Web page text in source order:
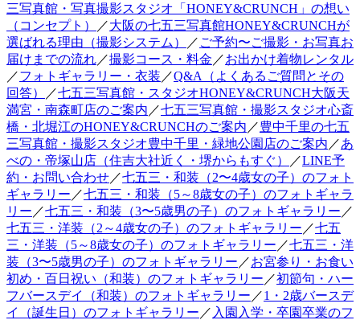
三写真館・写真撮影スタジオ「HONEY&CRUNCH」の想い
（コンセプト）
／大阪の七五三写真館HONEY&CRUNCHが
選ばれる理由（撮影システム）
／ ご予約〜ご撮影・お写真お
届けまでの流れ／撮影コース・料金 ／お出かけ着物レンタル
／フォトギャラリー・衣装 ／Q&A（よくあるご質問とその
回答）
／七五三写真館・スタジオHONEY&CRUNCH大阪天
満宮・南森町店のご案内 ／七五三写真館・撮影スタジオ心斎
橋・北堀江のHONEY&CRUNCHのご案内 ／豊中千里の七五
三写真館・撮影スタジオ豊中千里・緑地公園店のご案内 ／あ
べの・帝塚山店（住吉大社近く・堺からもすぐ）
／LINE予
約・お問い合わせ／七五三・和装（2〜4歳女の子）のフォト
ギャラリー ／七五三・和装（5～8歳女の子）のフォトギャラ
リー ／七五三・和装（3〜5歳男の子）のフォトギャラリー ／
七五三・洋装（2～4歳女の子）のフォトギャラリー ／七五
三・洋装（5～8歳女の子）のフォトギャラリー ／七五三・洋
装（3〜5歳男の子）のフォトギャラリー ／お宮参り・お食い
初め・百日祝い（和装）のフォトギャラリー ／初節句・ハー
フバースデイ（和装）のフォトギャラリー ／1・2歳バースデ
イ（誕生日）のフォトギャラリー ／ 入園入学・卒園卒業のフ